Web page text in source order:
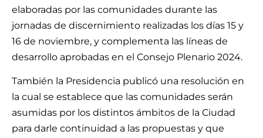
elaboradas por las comunidades durante las
jornadas de discernimiento realizadas los días 15 y
16 de noviembre, y complementa las líneas de
desarrollo aprobadas en el Consejo Plenario 2024.
También la Presidencia publicó una resolución en
la cual se establece que las comunidades serán
asumidas por los distintos ámbitos de la Ciudad
para darle continuidad a las propuestas y que